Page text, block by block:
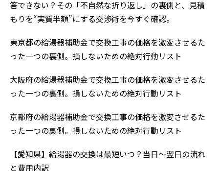
答できない？その「不自然な折り返し」の裏側と、見積
もりを“実質半額”にする交渉術を今すぐ確認。
東京都の給湯器補助金で交換工事の価格を激変させるた
った一つの裏側。損しないための絶対行動リスト
大阪府の給湯器補助金で交換工事の価格を激変させるた
った一つの裏側。損しないための絶対行動リスト
京都府の給湯器補助金で交換工事の価格を激変させるた
った一つの裏側。損しないための絶対行動リスト
【愛知県】給湯器の交換は最短いつ？当日〜翌日の流れ
と費用内訳